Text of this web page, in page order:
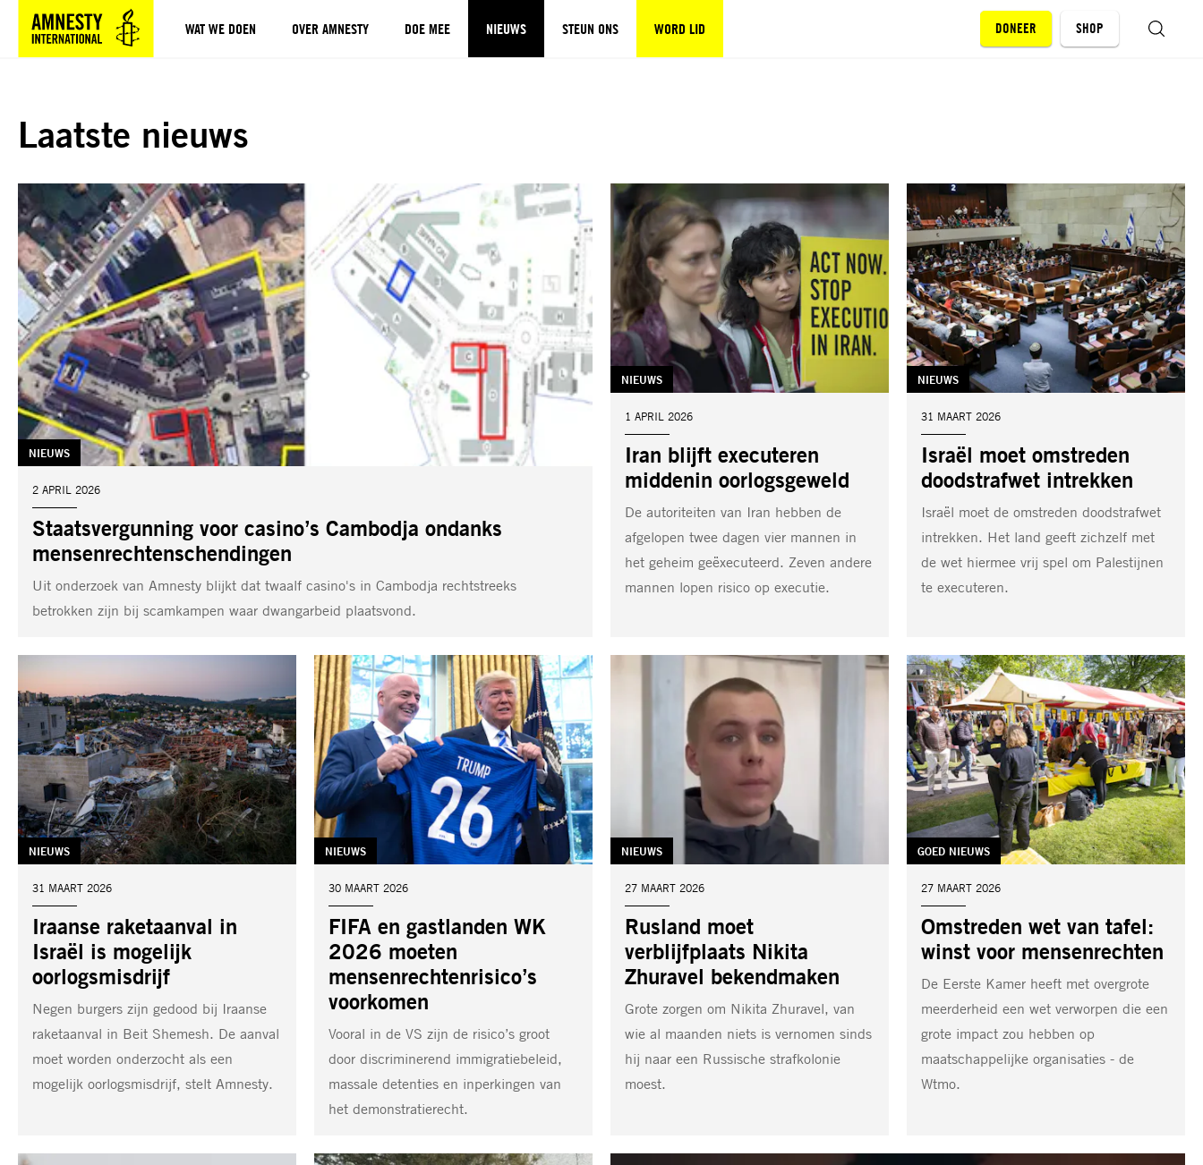
Sla navigatie over
WAT WE DOEN OVER AMNESTY DOE MEE NIEUWS STEUN ONS WORD LID DONEER SHOP
Laatste nieuws
Staatsvergunning voor casino’s Cambodja ondanks
mensenrechtenschendingen
TAG:
NIEUWS
DATUM:
2 APRIL 2026
Uit onderzoek van Amnesty blijkt dat twaalf casino's in Cambodja rechtstreeks
betrokken zijn bij scamkampen waar dwangarbeid plaatsvond.
Iran blijft executeren
middenin oorlogsgeweld
TAG:
NIEUWS
DATUM:
1 APRIL 2026
De autoriteiten van Iran hebben de
afgelopen twee dagen vier mannen in
het geheim geëxecuteerd. Zeven andere
mannen lopen risico op executie.
Israël moet omstreden
doodstrafwet intrekken
TAG:
NIEUWS
DATUM:
31 MAART 2026
Israël moet de omstreden doodstrafwet
intrekken. Het land geeft zichzelf met
de wet hiermee vrij spel om Palestijnen
te executeren.
Iraanse raketaanval in
Israël is mogelijk
oorlogsmisdrijf
TAG:
NIEUWS
DATUM:
31 MAART 2026
Negen burgers zijn gedood bij Iraanse
raketaanval in Beit Shemesh. De aanval
moet worden onderzocht als een
mogelijk oorlogsmisdrijf, stelt Amnesty.
FIFA en gastlanden WK
2026 moeten
mensenrechtenrisico’s
voorkomen
TAG:
NIEUWS
DATUM:
30 MAART 2026
Vooral in de VS zijn de risico’s groot
door discriminerend immigratiebeleid,
massale detenties en inperkingen van
het demonstratierecht.
Rusland moet
verblijfplaats Nikita
Zhuravel bekendmaken
TAG:
NIEUWS
DATUM:
27 MAART 2026
Grote zorgen om Nikita Zhuravel, van
wie al maanden niets is vernomen sinds
hij naar een Russische strafkolonie
moest.
Omstreden wet van tafel:
winst voor mensenrechten
TAG:
GOED NIEUWS
DATUM:
27 MAART 2026
De Eerste Kamer heeft met overgrote
meerderheid een wet verworpen die een
grote impact zou hebben op
maatschappelijke organisaties - de
Wtmo.